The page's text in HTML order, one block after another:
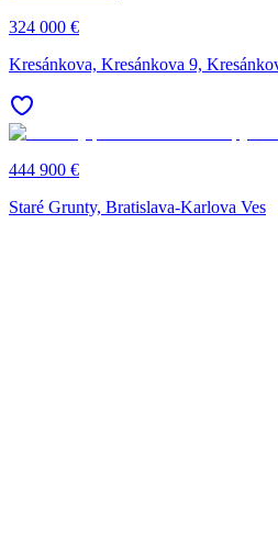
324 000 €
Kresánkova, Kresánkova 9,
444 900 €
Staré Grunty, Bratislava-Karlova Ves